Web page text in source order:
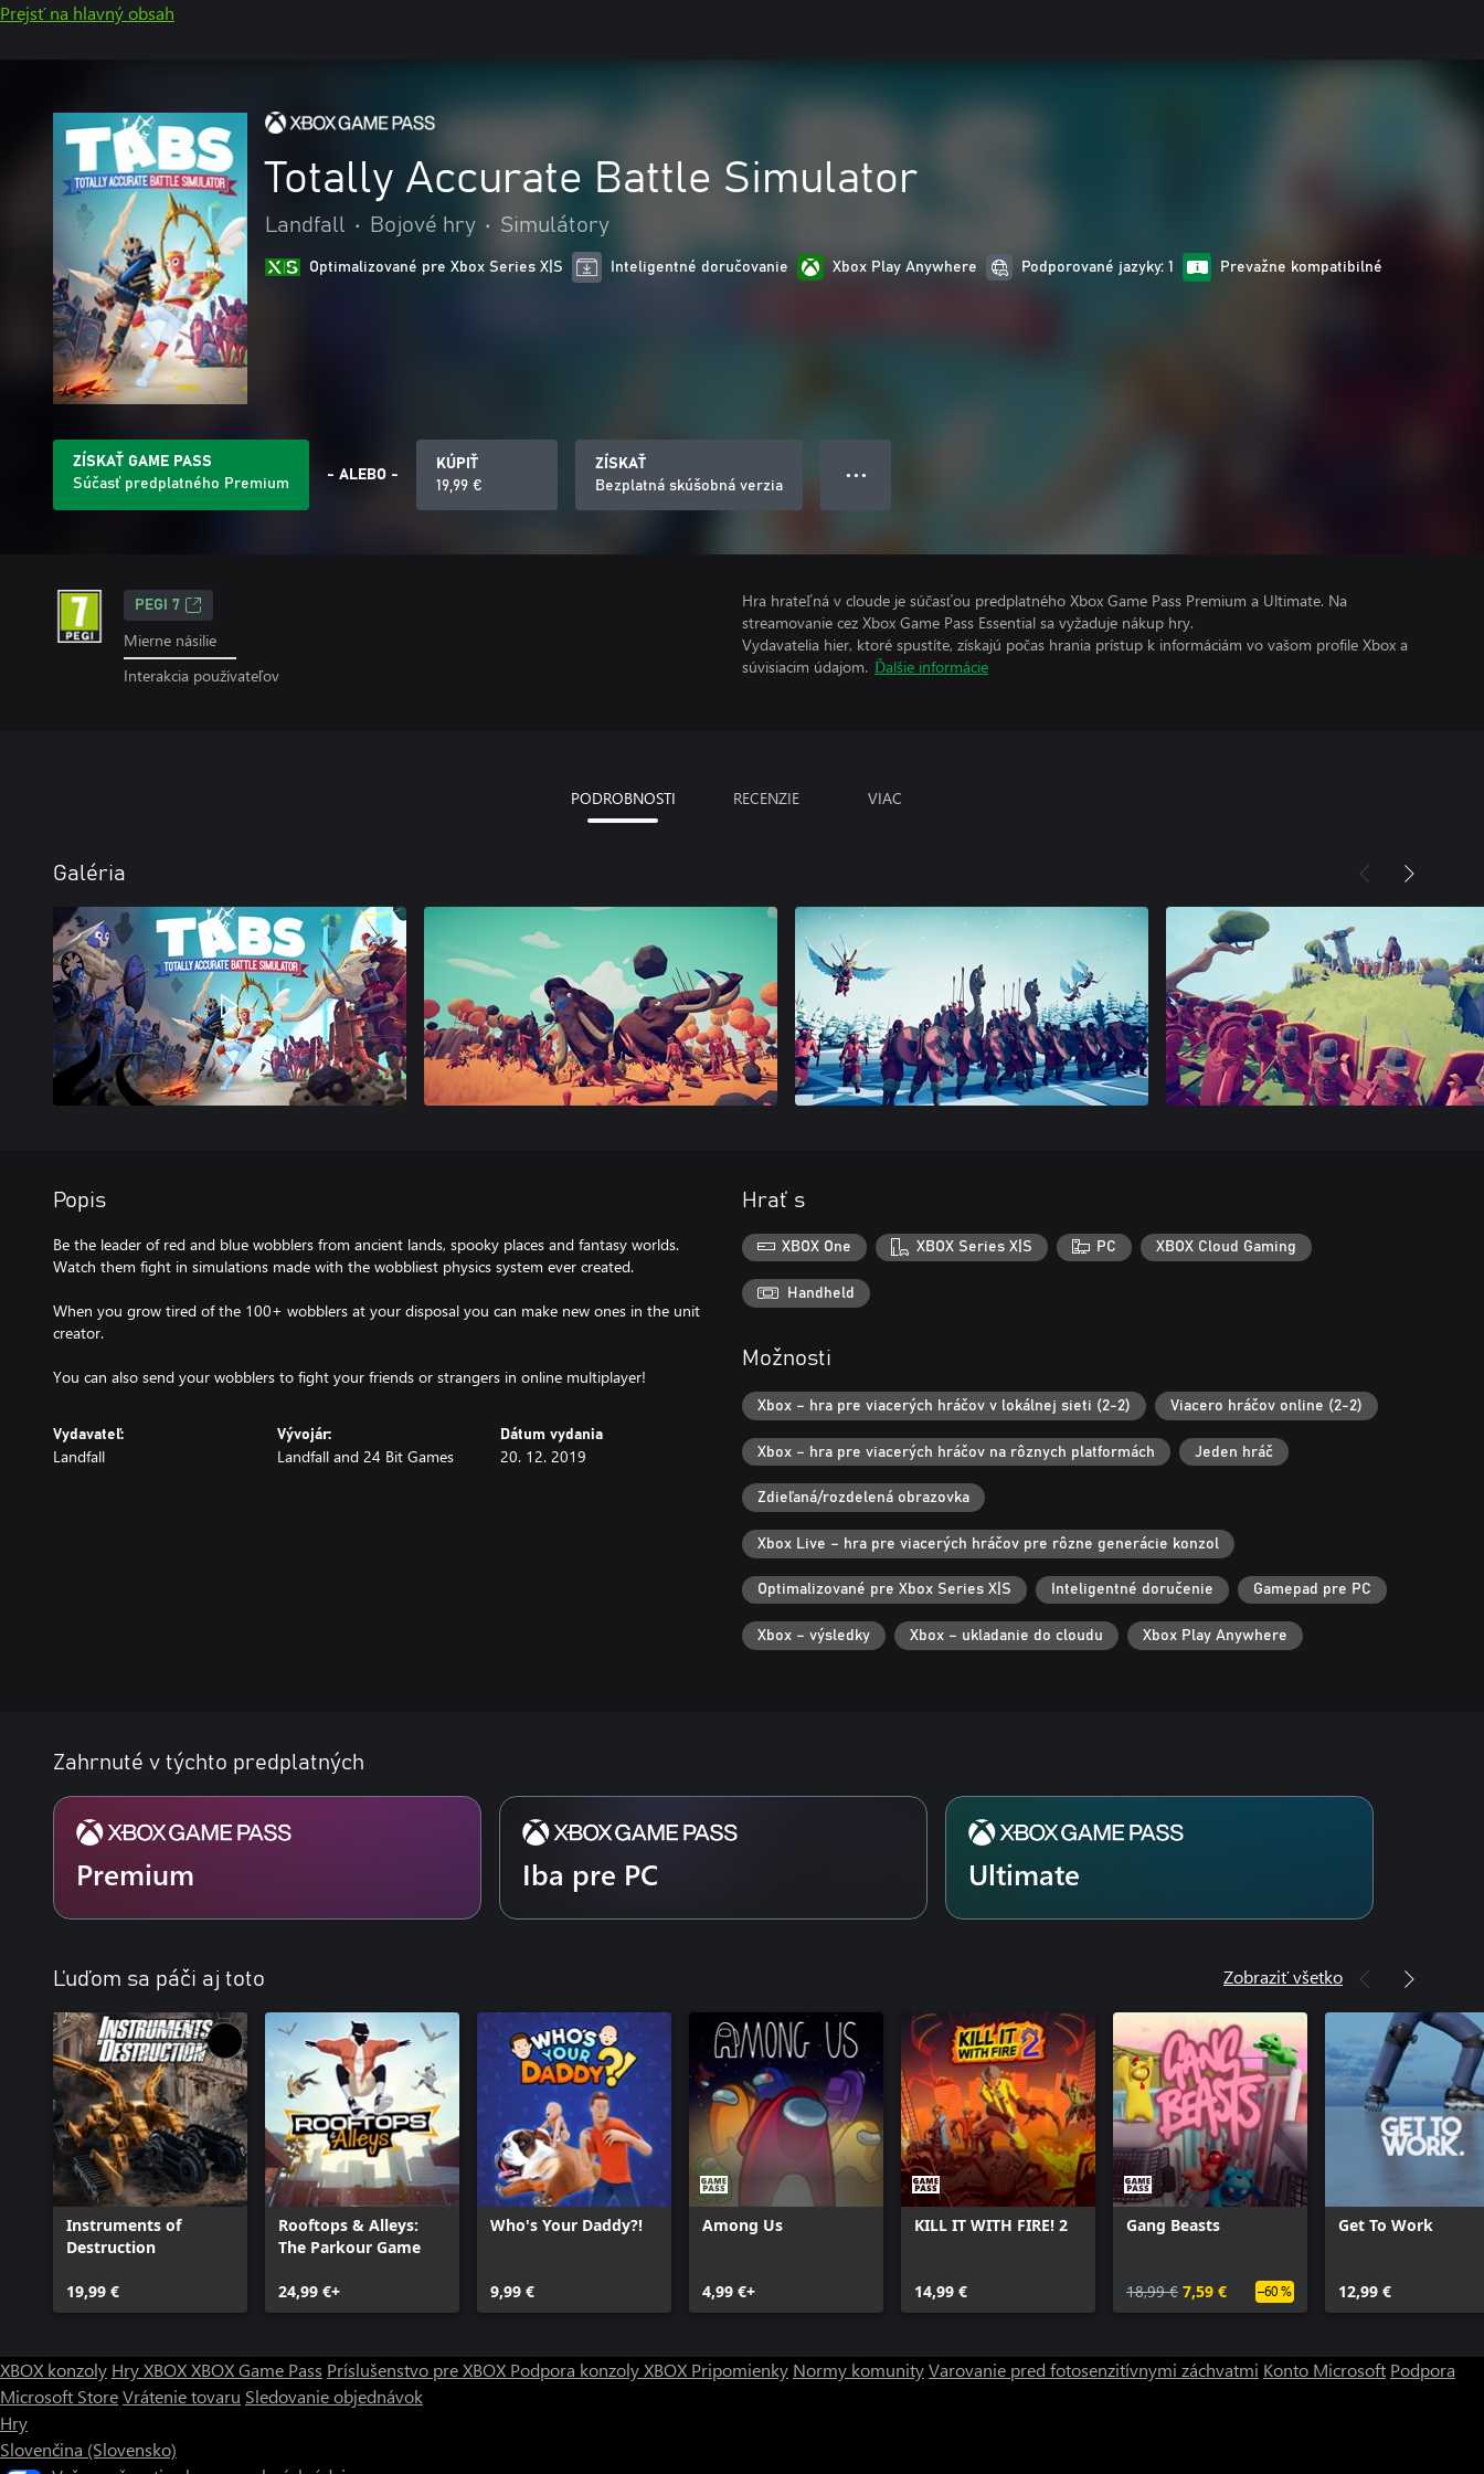
Prejsť na hlavný obsah
Totally Accurate Battle Simulator
Landfall • Bojové hry • Simulátory
Optimalizované pre Xbox Series X|S Inteligentné doručovanie Xbox Play Anywhere Podporované jazyky: 1 Prevažne kompatibilné
ZÍSKAŤ GAME PASS
Súčasť predplatného Premium
- ALEBO -
KÚPIŤ
19,99 €
ZÍSKAŤ
Bezplatná skúšobná verzia
● ● ●
PEGI 7
Mierne násilie
Interakcia používateľov
Hra hrateľná v cloude je súčasťou predplatného Xbox Game Pass Premium a Ultimate. Na
streamovanie cez Xbox Game Pass Essential sa vyžaduje nákup hry.
Vydavatelia hier, ktoré spustíte, získajú počas hrania prístup k informáciám vo vašom profile Xbox a
súvisiacim údajom. Ďalšie informácie
PODROBNOSTI RECENZIE VIAC
Galéria
Popis
Be the leader of red and blue wobblers from ancient lands, spooky places and fantasy worlds.
Watch them fight in simulations made with the wobbliest physics system ever created.
When you grow tired of the 100+ wobblers at your disposal you can make new ones in the unit
creator.
You can also send your wobblers to fight your friends or strangers in online multiplayer!
Vydavateľ:
Landfall
Vývojár:
Landfall and 24 Bit Games
Dátum vydania
20. 12. 2019
Hrať s
XBOX One XBOX Series X|S PC XBOX Cloud Gaming
Handheld
Možnosti
Xbox – hra pre viacerých hráčov v lokálnej sieti (2-2) Viacero hráčov online (2-2)
Xbox – hra pre viacerých hráčov na rôznych platformách Jeden hráč
Zdieľaná/rozdelená obrazovka
Xbox Live – hra pre viacerých hráčov pre rôzne generácie konzol
Optimalizované pre Xbox Series X|S Inteligentné doručenie Gamepad pre PC
Xbox – výsledky Xbox – ukladanie do cloudu Xbox Play Anywhere
Zahrnuté v týchto predplatných
Premium Iba pre PC Ultimate
Ľuďom sa páči aj toto Zobraziť všetko
Instruments of
Destruction
19,99 €
Rooftops & Alleys:
The Parkour Game
24,99 €+
Who's Your Daddy?!
9,99 €
Among Us
4,99 €+
KILL IT WITH FIRE! 2
14,99 €
Gang Beasts
18,99 € 7,59 € –60 %
Get To Work
12,99 €
XBOX konzoly Hry XBOXXBOX Game Pass Príslušenstvo pre XBOX Podpora konzoly XBOX Pripomienky Normy komunityVarovanie pred fotosenzitívnymi záchvatmi Konto Microsoft Podpora
Microsoft StoreVrátenie tovaru Sledovanie objednávok
Hry
Slovenčina (Slovensko)